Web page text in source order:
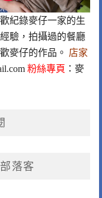
紀錄麥仔一家的生
驗，拍攝過的餐廳
麥仔的作品。 店家
粉絲專頁 ： 麥
落客